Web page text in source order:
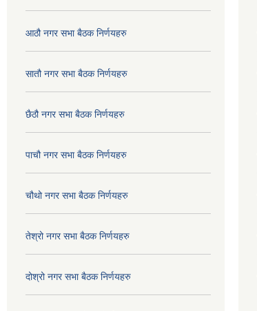
आठौ नगर सभा बैठक निर्णयहरु
सातौ नगर सभा बैठक निर्णयहरु
छैठौ नगर सभा बैठक निर्णयहरु
पाचौ नगर सभा बैठक निर्णयहरु
चौथो नगर सभा बैठक निर्णयहरु
तेश्रो नगर सभा बैठक निर्णयहरु
दोश्रो नगर सभा बैठक निर्णयहरु